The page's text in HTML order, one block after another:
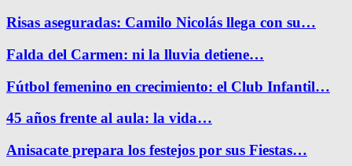
Risas aseguradas: Camilo Nicolás llega con su…
Falda del Carmen: ni la lluvia detiene…
Fútbol femenino en crecimiento: el Club Infantil…
45 años frente al aula: la vida…
Anisacate prepara los festejos por sus Fiestas…